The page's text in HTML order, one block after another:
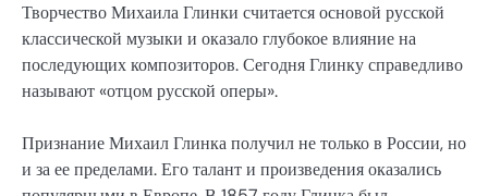
Творчество Михаила Глинки считается основой русской
классической музыки и оказало глубокое влияние на
последующих композиторов. Сегодня Глинку справедливо
называют «отцом русской оперы».
Признание Михаил Глинка получил не только в России, но
и за ее пределами. Его талант и произведения оказались